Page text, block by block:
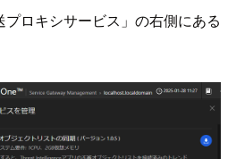
ロキシサービス」の右側にある